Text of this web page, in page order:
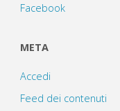
Facebook
META
Accedi
Feed dei contenuti